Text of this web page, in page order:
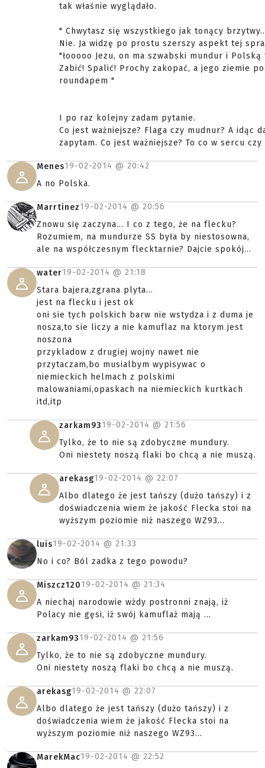
tak właśnie wyglądało.
" Chwytasz się wszystkiego jak tonący
Nie. Ja widzę po prostu szerszy aspekt tej
"łooooo Jezu, on ma szwabski mundur i
Zabić! Spalić! Prochy zakopać, a jego ziemie
roundapem "
I po raz kolejny zadam pytanie.
Co jest ważniejsze? Flaga czy mudnur? A idąc
zapytam. Co jest ważniejsze? To co w sercu
Menes19-02-2014 @ 20:42
A no Polska.
Marrtinez19-02-2014 @ 20:56
Znowu się zaczyna... I co z tego, że na flecku?
Rozumiem, na mundurze SS była by niestosowna,
ale na współczesnym flecktarnie? Dajcie spokój...
water19-02-2014 @ 21:18
Stara bajera,zgrana plyta...
jest na flecku i jest ok
oni sie tych polskich barw nie wstydza i z duma je
nosza,to sie liczy a nie kamuflaz na ktorym jest
noszona
przykladow z drugiej wojny nawet nie
przytaczam,bo musialbym wypisywac o
niemieckich helmach z polskimi
malowaniami,opaskach na niemieckich kurtkach
itd,itp
zarkam9319-02-2014 @ 21:56
Tylko, że to nie są zdobyczne mundury.
Oni niestety noszą flaki bo chcą a nie muszą.
arekasg19-02-2014 @ 22:07
Albo dlatego że jest tańszy (dużo tańszy) i z
doświadczenia wiem że jakość Flecka stoi na
wyższym poziomie niż naszego WZ93...
luis19-02-2014 @ 21:33
No i co? Ból zadka z tego powodu?
Miszcz12019-02-2014 @ 21:34
A niechaj narodowie wżdy postronni znają, iż
Polacy nie gęsi, iż swój kamuflaż mają ...
zarkam9319-02-2014 @ 21:56
Tylko, że to nie są zdobyczne mundury.
Oni niestety noszą flaki bo chcą a nie muszą.
arekasg19-02-2014 @ 22:07
Albo dlatego że jest tańszy (dużo tańszy) i z
doświadczenia wiem że jakość Flecka stoi na
wyższym poziomie niż naszego WZ93...
MarekMac19-02-2014 @ 22:52